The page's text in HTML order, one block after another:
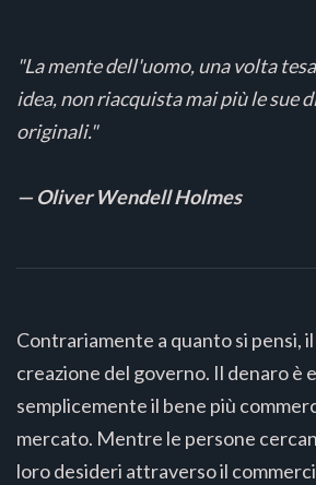
"La mente dell'uomo, una volta
idea, non riacquista mai più le sue
originali."
— Oliver Wendell Holmes
Contrariamente a quanto si pensi,
creazione del governo. Il denaro è
semplicemente il bene più
mercato. Mentre le persone
loro desideri attraverso il